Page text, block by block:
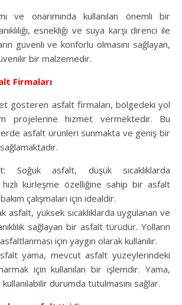
ve onarımında kullanılan önemli bir
esnekliği ve suya karşı direnci ile
güvenli ve konforlu olmasını sağlayan,
bir malzemedir.
Firmaları
gösteren asfalt firmaları, bölgedeki yol
projelerine hizmet vermektedir. Bu
asfalt ürünleri sunmakta ve geniş bir
Soğuk asfalt, düşük sıcaklıklarda
kürleşme özelliğine sahip bir asfalt
çalışmaları için idealdir.
asfalt, yüksek sıcaklıklarda uygulanan ve
sağlayan bir asfalt türüdür. Yolların
için yaygın olarak kullanılır.
yama, mevcut asfalt yüzeylerindeki
için kullanılan bir işlemdir. Yama,
durumda tutulmasını sağlar.